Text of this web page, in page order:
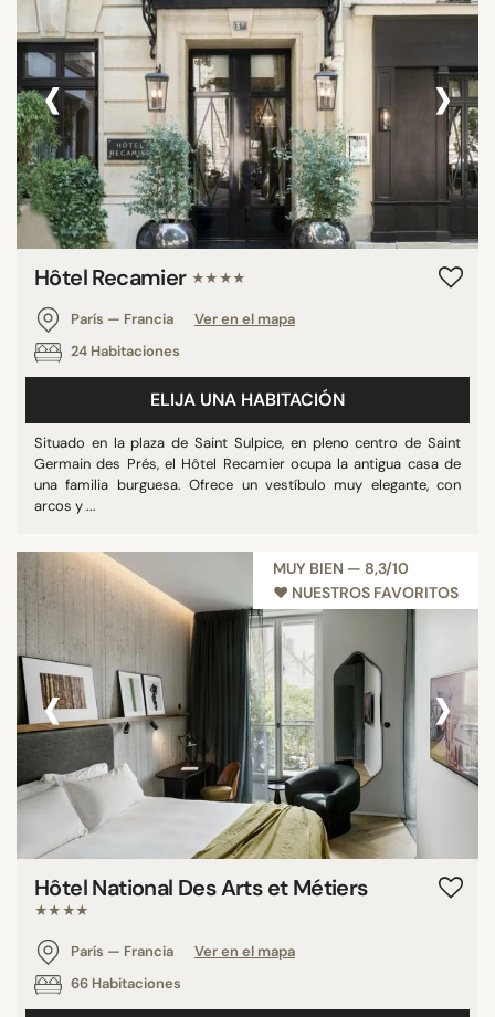
‹ ›
Hôtel Recamier ★★★★
París — Francia
Ver en el mapa
24 Habitaciones
ELIJA UNA HABITACIÓN
Situado en la plaza de Saint Sulpice, en pleno centro de Saint
Germain des Prés, el Hôtel Recamier ocupa la antigua casa de
una familia burguesa. Ofrece un vestíbulo muy elegante, con
arcos y ...
MUY BIEN — 8,3/10
♥︎ NUESTROS FAVORITOS
‹ ›
Hôtel National Des Arts et Métiers
★★★★
París — Francia
Ver en el mapa
66 Habitaciones